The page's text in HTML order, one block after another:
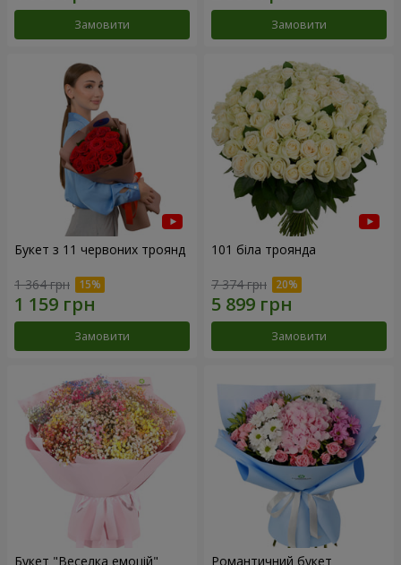
Замовити Замовити
Букет з 11 червоних троянд
1 364 грн
Замовити
101 біла троянда
7 374 грн
Замовити
Букет "Веселка емоцій" Романтичний букет